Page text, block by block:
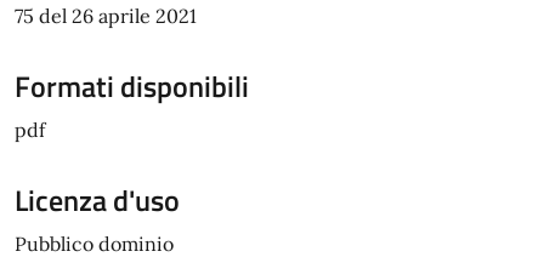
75 del 26 aprile 2021
Formati disponibili
pdf
Licenza d'uso
Pubblico dominio